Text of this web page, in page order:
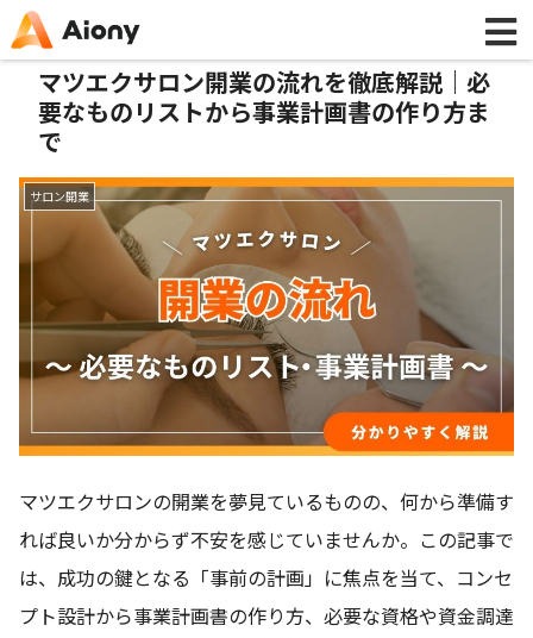
マツエクサロン開業の流れを徹底解説｜必
要なものリストから事業計画書の作り方ま
で
サロン開業
マツエクサロンの開業を夢見ているものの、何から準備す
れば良いか分からず不安を感じていませんか。この記事で
は、成功の鍵となる「事前の計画」に焦点を当て、コンセ
プト設計から事業計画書の作り方、必要な資格や資金調達